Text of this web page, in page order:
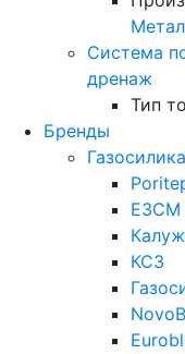
Система
дренаж
Тип
Бренды
ЕЗСМ
КСЗ